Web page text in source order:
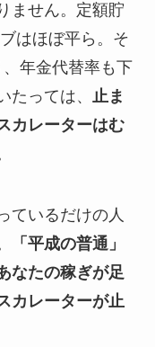
ません。定額貯
はほぼ平ら。そ
年金代替率も下
っては、 止ま
カレーターはむ
ているだけの人
「平成の普通」
なたの稼ぎが足
カレーターが止